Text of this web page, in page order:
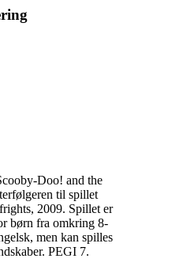
Doo! and the
til spillet
2009. Spillet er
børn fra omkring 8-
men kan spilles
PEGI 7.